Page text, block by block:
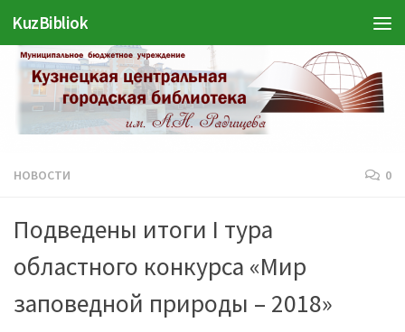
Перейти к содержимому
KuzBibliok
НОВОСТИ 0
Подведены итоги I тура
областного конкурса «Мир
заповедной природы – 2018»